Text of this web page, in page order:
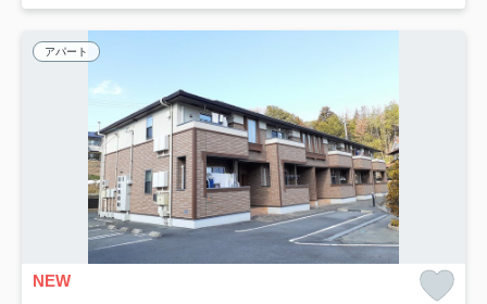
アパート
NEW